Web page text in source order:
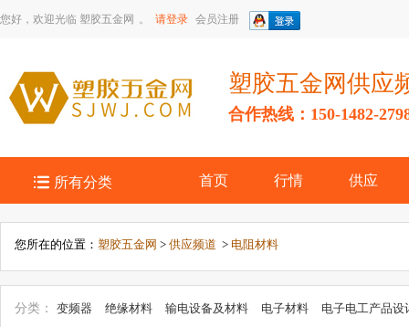
您好，欢迎光临 塑胶五金网 。 请登录 会员注册
塑胶五金网供应
合作热线：150-1482-
 所有分类 首页 行情 供应
您所在的位置： 塑胶五金网 > 供应频道 > 电阻材料
分类： 变频器 绝缘材料 输电设备及材料 电子材料
电子电工产品设